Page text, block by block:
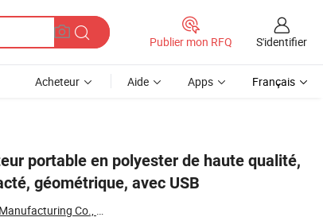
Publier mon RFQ S'identifier
Acheteur Aide Apps Français
portable en polyester de haute qualité,
géométrique, avec USB
Baoding Sympathy Bags Manufacturing Co., Ltd.